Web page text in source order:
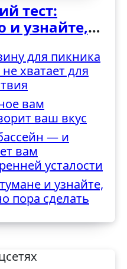
тест:
и узнайте,
для пикника
хватает для
вам
ваш вкус
— и
вам
усталости
и узнайте,
пора сделать